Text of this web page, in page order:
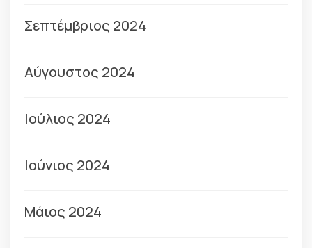
Σεπτέμβριος 2024
Αύγουστος 2024
Ιούλιος 2024
Ιούνιος 2024
Μάιος 2024